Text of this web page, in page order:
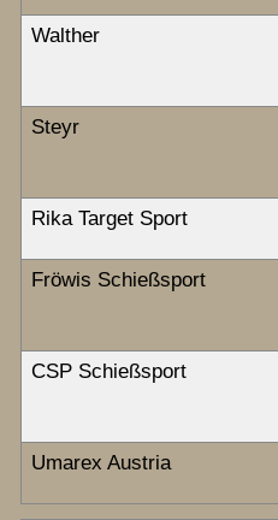
Walther
Steyr
Rika Target Sport
Fröwis Schießsport
CSP Schießsport
Umarex Austria